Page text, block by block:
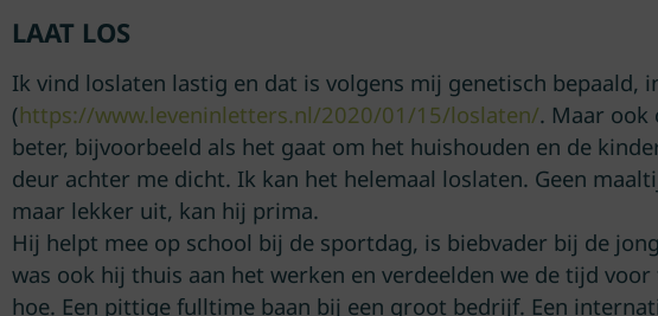
LAAT LOS
Ik vind loslaten lastig en dat is volgens mij genetisch
(https://www.leveninletters.nl/2020/01/15/loslaten/. Maar ook
beter, bijvoorbeeld als het gaat om het huishouden en de
deur achter me dicht. Ik kan het helemaal loslaten. Geen
maar lekker uit, kan hij prima.
Hij helpt mee op school bij de sportdag, is biebvader bij de
was ook hij thuis aan het werken en verdeelden we de tijd
hoe. Een pittige fulltime baan bij een groot bedrijf. Een